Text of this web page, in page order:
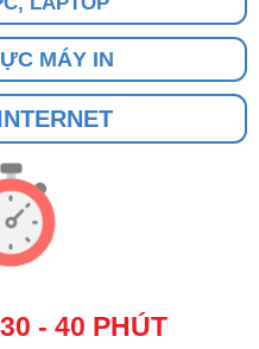
MÁY IN
- 40 PHÚT